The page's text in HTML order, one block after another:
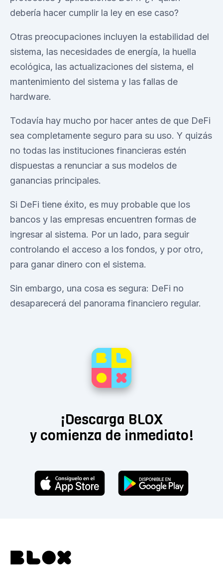
debería hacer cumplir la ley en ese caso?
Otras preocupaciones incluyen la estabilidad del
sistema, las necesidades de energía, la huella
ecológica, las actualizaciones del sistema, el
mantenimiento del sistema y las fallas de
hardware.
Todavía hay mucho por hacer antes de que DeFi
sea completamente seguro para su uso. Y quizás
no todas las instituciones financieras estén
dispuestas a renunciar a sus modelos de
ganancias principales.
Si DeFi tiene éxito, es muy probable que los
bancos y las empresas encuentren formas de
ingresar al sistema. Por un lado, para seguir
controlando el acceso a los fondos, y por otro,
para ganar dinero con el sistema.
Sin embargo, una cosa es segura: DeFi no
desaparecerá del panorama financiero regular.
¡Descarga BLOX
y comienza de inmediato!